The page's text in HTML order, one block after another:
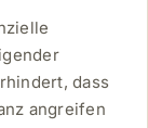
dass
angreifen